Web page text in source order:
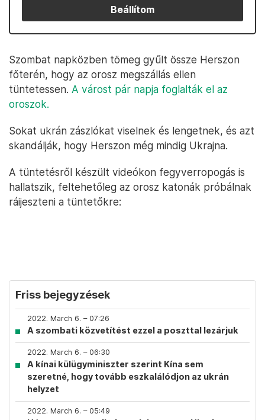
Beállítom
Szombat napközben tömeg gyűlt össze Herszon
főterén, hogy az orosz megszállás ellen
tüntetessen. A várost pár napja foglalták el az
oroszok.
Sokat ukrán zászlókat viselnek és lengetnek, és azt
skandálják, hogy Herszon még mindig Ukrajna.
A tüntetésről készült videókon fegyverropogás is
hallatszik, feltehetőleg az orosz katonák próbálnak
ráijeszteni a tüntetőkre:
Friss bejegyzések
2022. March 6. – 07:26
A szombati közvetítést ezzel a poszttal lezárjuk
2022. March 6. – 06:30
A kínai külügyminiszter szerint Kína sem
szeretné, hogy tovább eszkalálódjon az ukrán
helyzet
2022. March 6. – 05:49